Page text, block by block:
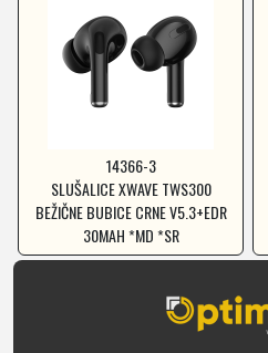
14366-3
SLUŠALICE XWAVE TWS300
BEŽIČNE BUBICE CRNE V5.3+EDR
30MAH *MD *SR